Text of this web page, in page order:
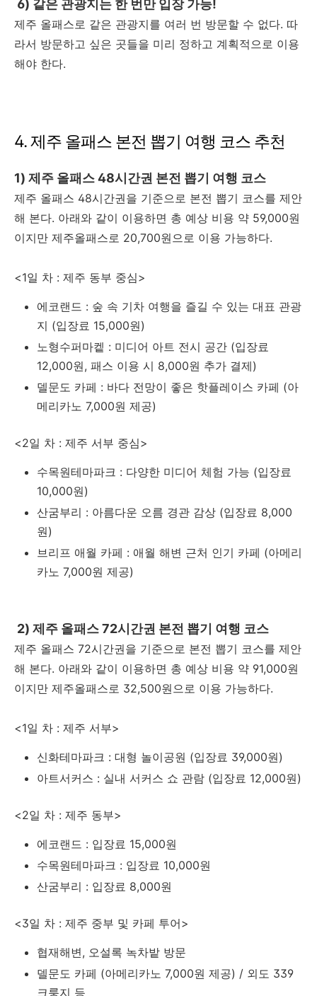
6) 같은 관광지는 한 번만 입장 가능!
제주 올패스로 같은 관광지를 여러 번 방문할 수 없다. 따
라서 방문하고 싶은 곳들을 미리 정하고 계획적으로 이용
해야 한다.
4. 제주 올패스 본전 뽑기 여행 코스 추천
1) 제주 올패스 48시간권 본전 뽑기 여행 코스
제주 올패스 48시간권을 기준으로 본전 뽑기 코스를 제안
해 본다. 아래와 같이 이용하면 총 예상 비용 약 59,000원
이지만 제주올패스로 20,700원으로 이용 가능하다.
<1일 차 : 제주 동부 중심>
에코랜드 : 숲 속 기차 여행을 즐길 수 있는 대표 관광
지 (입장료 15,000원)
노형수퍼마켙 : 미디어 아트 전시 공간 (입장료
12,000원, 패스 이용 시 8,000원 추가 결제)
델문도 카페 : 바다 전망이 좋은 핫플레이스 카페 (아
메리카노 7,000원 제공)
<2일 차 : 제주 서부 중심>
수목원테마파크 : 다양한 미디어 체험 가능 (입장료
10,000원)
산굼부리 : 아름다운 오름 경관 감상 (입장료 8,000
원)
브리프 애월 카페 : 애월 해변 근처 인기 카페 (아메리
카노 7,000원 제공)
2) 제주 올패스 72시간권 본전 뽑기 여행 코스
제주 올패스 72시간권을 기준으로 본전 뽑기 코스를 제안
해 본다. 아래와 같이 이용하면 총 예상 비용 약 91,000원
이지만 제주올패스로 32,500원으로 이용 가능하다.
<1일 차 : 제주 서부>
신화테마파크 : 대형 놀이공원 (입장료 39,000원)
아트서커스 : 실내 서커스 쇼 관람 (입장료 12,000원)
<2일 차 : 제주 동부>
에코랜드 : 입장료 15,000원
수목원테마파크 : 입장료 10,000원
산굼부리 : 입장료 8,000원
<3일 차 : 제주 중부 및 카페 투어>
협재해변, 오설록 녹차밭 방문
델문도 카페 (아메리카노 7,000원 제공) / 외도 339
크룽지 등